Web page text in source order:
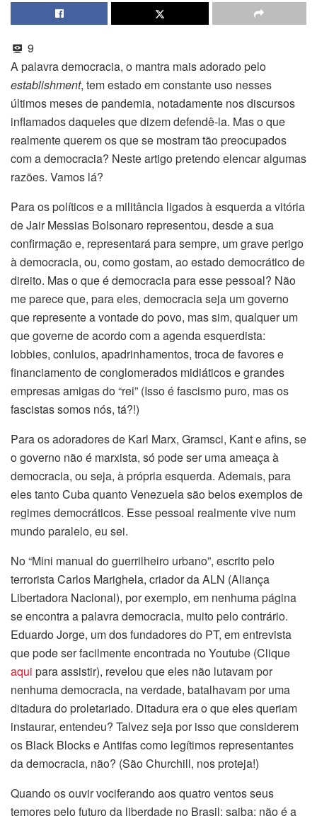
9
A palavra democracia, o mantra mais adorado pelo
establishment, tem estado em constante uso nesses
últimos meses de pandemia, notadamente nos discursos
inflamados daqueles que dizem defendê-la. Mas o que
realmente querem os que se mostram tão preocupados
com a democracia? Neste artigo pretendo elencar algumas
razões. Vamos lá?
Para os políticos e a militância ligados à esquerda a vitória
de Jair Messias Bolsonaro representou, desde a sua
confirmação e, representará para sempre, um grave perigo
à democracia, ou, como gostam, ao estado democrático de
direito. Mas o que é democracia para esse pessoal? Não
me parece que, para eles, democracia seja um governo
que represente a vontade do povo, mas sim, qualquer um
que governe de acordo com a agenda esquerdista:
lobbies, conluios, apadrinhamentos, troca de favores e
financiamento de conglomerados midiáticos e grandes
empresas amigas do “rei” (Isso é fascismo puro, mas os
fascistas somos nós, tá?!)
Para os adoradores de Karl Marx, Gramsci, Kant e afins, se
o governo não é marxista, só pode ser uma ameaça à
democracia, ou seja, à própria esquerda. Ademais, para
eles tanto Cuba quanto Venezuela são belos exemplos de
regimes democráticos. Esse pessoal realmente vive num
mundo paralelo, eu sei.
No “Mini manual do guerrilheiro urbano”, escrito pelo
terrorista Carlos Marighela, criador da ALN (Aliança
Libertadora Nacional), por exemplo, em nenhuma página
se encontra a palavra democracia, muito pelo contrário.
Eduardo Jorge, um dos fundadores do PT, em entrevista
que pode ser facilmente encontrada no Youtube (Clique
aqui para assistir), revelou que eles não lutavam por
nenhuma democracia, na verdade, batalhavam por uma
ditadura do proletariado. Ditadura era o que eles queriam
instaurar, entendeu? Talvez seja por isso que considerem
os Black Blocks e Antifas como legítimos representantes
da democracia, não? (São Churchill, nos proteja!)
Quando os ouvir vociferando aos quatro ventos seus
temores pelo futuro da liberdade no Brasil; saiba: não é a